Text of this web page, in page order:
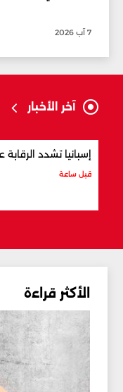
7 آب 2026
آخر الأخبار
إسبانيا تشدد
قبل ساعة
الأكثر قراءة